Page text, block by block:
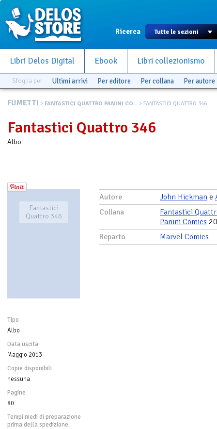
Ricerca
Libri Delos Digital Ebook Libri collezionismo
Sfoglia per Ultimi arrivi Per editore Per collana Per autore
FUMETTI > FANTASTICI QUATTRO PANINI CO... > FANTASTICI QUATTRO 346
Fantastici Quattro 346
Albo
Fantastici
Quattro 346
Tipo
Albo
Data uscita
Maggio 2013
Copie disponibili
nessuna
Pagine
80
Tempi medi di preparazione
prima della spedizione
Autore John Hickman e
Collana
Fantastici
Panini Comics
Reparto
Marvel Comics